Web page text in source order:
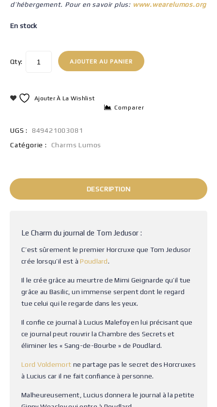
d’hébergement. Pour en savoir plus: www.wearelumos.org
En stock
Qty: AJOUTER AU PANIER
Ajouter À La Wishlist
Comparer
UGS :
849421003081
Catégorie :
Charms Lumos
DESCRIPTION
Le Charm du journal de Tom Jedusor :
C’est sûrement le premier Horcruxe que Tom Jedusor
crée lorsqu’il est àPoudlard.
Il le crée grâce au meurtre de Mimi Geignarde qu’il tue
grâce au Basilic, un immense serpent dont le regard
tue celui qui le regarde dans les yeux.
Il confie ce journal à Lucius Malefoy en lui précisant que
ce journal peut rouvrir la Chambre des Secrets et
éliminer les « Sang-de-Bourbe » de Poudlard.
Lord Voldemort ne partage pas le secret des Horcruxes
à Lucius car il ne fait confiance à personne.
Malheureusement, Lucius donnera le journal à la petite